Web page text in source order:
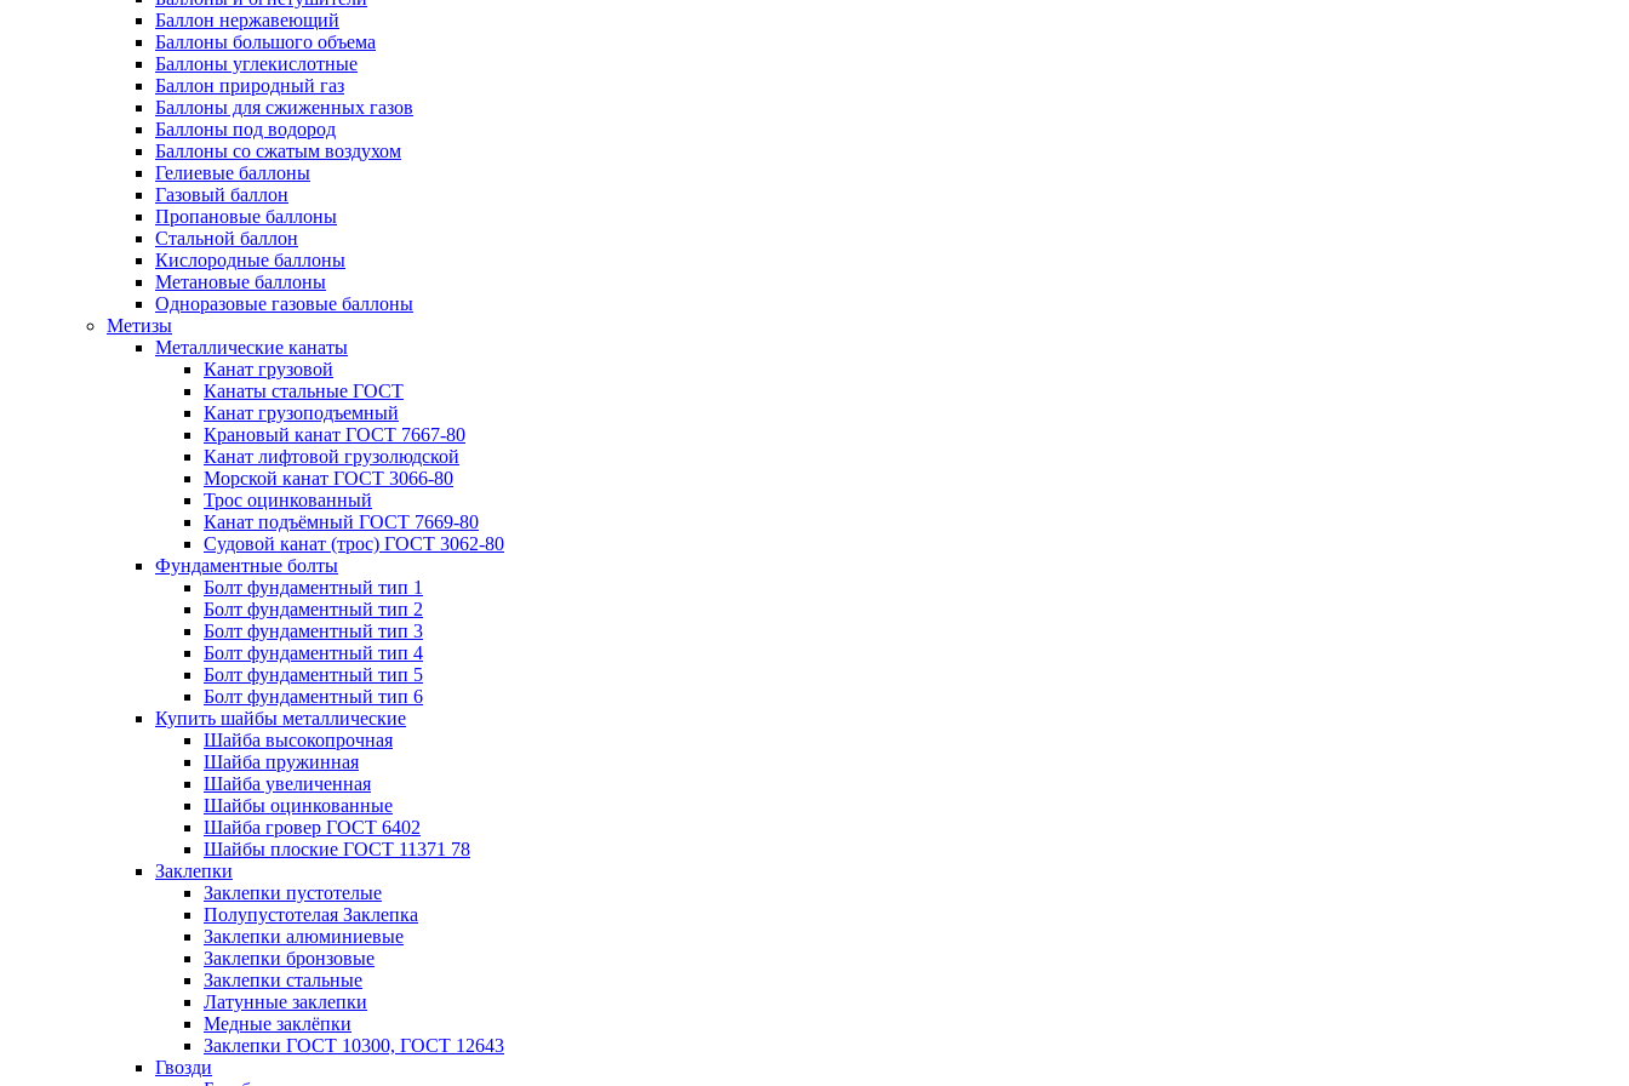
Баллон нержавеющий
Баллоны большого объема
Баллоны углекислотные
Баллон природный газ
Баллоны для сжиженных газов
Баллоны под водород
Баллоны со сжатым воздухом
Гелиевые баллоны
Газовый баллон
Пропановые баллоны
Стальной баллон
Кислородные баллоны
Метановые баллоны
Одноразовые газовые баллоны
Метизы
Металлические канаты
Канат грузовой
Канаты стальные ГОСТ
Канат грузоподъемный
Крановый канат ГОСТ 7667-80
Канат лифтовой грузолюдской
Морской канат ГОСТ 3066-80
Трос оцинкованный
Канат подъёмный ГОСТ 7669-80
Судовой канат (трос) ГОСТ 3062-80
Фундаментные болты
Болт фундаментный тип 1
Болт фундаментный тип 2
Болт фундаментный тип 3
Болт фундаментный тип 4
Болт фундаментный тип 5
Болт фундаментный тип 6
Купить шайбы металлические
Шайба высокопрочная
Шайба пружинная
Шайба увеличенная
Шайбы оцинкованные
Шайба гровер ГОСТ 6402
Шайбы плоские ГОСТ 11371 78
Заклепки
Заклепки пустотелые
Полупустотелая Заклепка
Заклепки алюминиевые
Заклепки бронзовые
Заклепки стальные
Латунные заклепки
Медные заклёпки
Заклепки ГОСТ 10300, ГОСТ 12643
Гвозди